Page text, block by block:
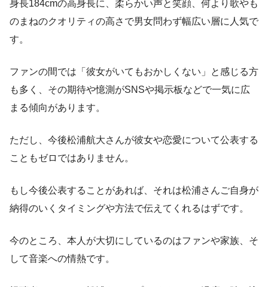
身長184cmの高身長に、柔らかい声と笑顔、何より歌やも
のまねのクオリティの高さで男女問わず幅広い層に人気で
す。
ファンの間では「彼女がいてもおかしくない」と感じる方
も多く、その期待や憶測がSNSや掲示板などで一気に広
まる傾向があります。
ただし、今後松浦航大さんが彼女や恋愛について公表する
こともゼロではありません。
もし今後公表することがあれば、それは松浦さんご自身が
納得のいくタイミングや方法で伝えてくれるはずです。
今のところ、本人が大切にしているのはファンや家族、そ
して音楽への情熱です。